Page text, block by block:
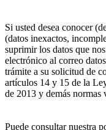
Si usted desea conocer
(datos inexactos,
suprimir los datos que
electrónico al correo
trámite a su solicitud de
artículos 14 y 15 de la
de 2013 y demás normas
Puede consultar nuestra